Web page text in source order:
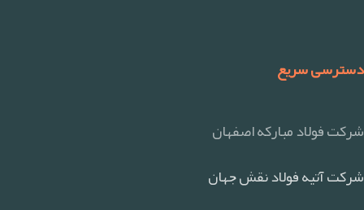
دسترسی سریع
شرکت فولاد مبارکه اصفهان
شرکت آتیه فولاد نقش جهان